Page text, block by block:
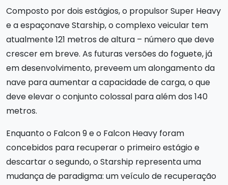
Composto por dois estágios, o propulsor Super Heavy
e a espaçonave Starship, o complexo veicular tem
atualmente 121 metros de altura – número que deve
crescer em breve. As futuras versões do foguete, já
em desenvolvimento, preveem um alongamento da
nave para aumentar a capacidade de carga, o que
deve elevar o conjunto colossal para além dos 140
metros.
Enquanto o Falcon 9 e o Falcon Heavy foram
concebidos para recuperar o primeiro estágio e
descartar o segundo, o Starship representa uma
mudança de paradigma: um veículo de recuperação